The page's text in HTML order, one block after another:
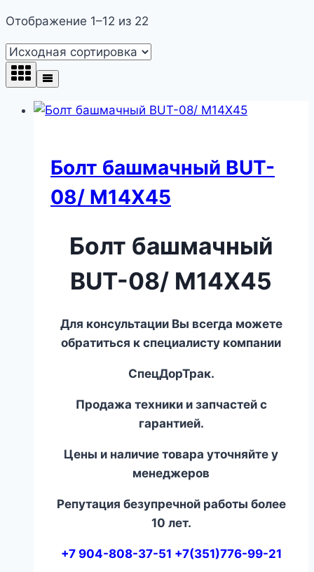
Отображение 1–12 из 22
Болт башмачный BUT-
08/ M14X45
Болт башмачный
BUT-08/ M14X45
Для консультации Вы всегда можете
обратиться к специалисту компании
СпецДорТрак.
Продажа техники и запчастей с
гарантией.
Цены и наличие товара уточняйте у
менеджеров
Репутация безупречной работы более
10 лет.
+7 904-808-37-51 +7(351)776-99-21